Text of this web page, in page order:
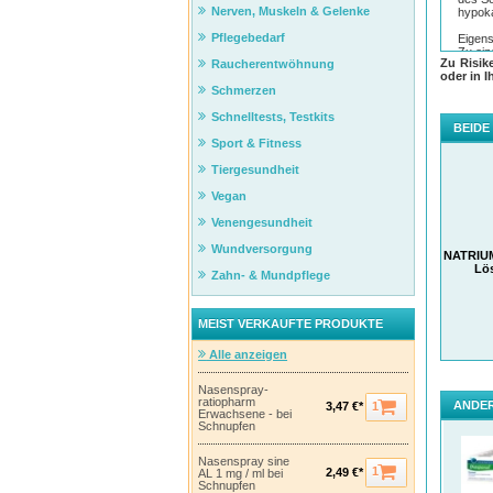
Zu
Zu
oder in
BEIDE
Nerven, Muskeln & Gelenke
Pflegebedarf
Raucherentwöhnung
Schmerzen
Schnelltests, Testkits
Sport & Fitness
Tiergesundheit
Vegan
Venengesundheit
Wundversorgung
Zahn- & Mundpflege
MEIST VERKAUFTE PRODUKTE
Alle anzeigen
Nasenspray-
ratiopharm
Erwachsene - bei
Schnupfen
3,47 €* 1
Nasenspray sine
AL 1 mg / ml bei
Schnupfen
2,49 €* 1